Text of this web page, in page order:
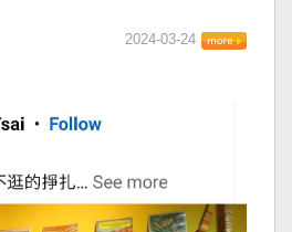
2024-03-24